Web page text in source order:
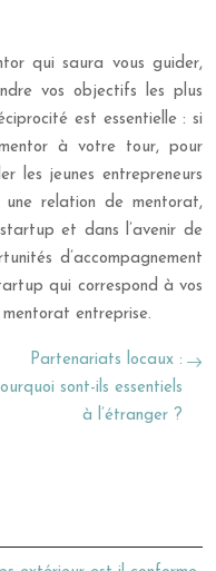
qui saura vous guider,
vos objectifs les plus
est essentielle : si
à votre tour, pour
les jeunes entrepreneurs
une relation de mentorat,
et dans l’avenir de
d’accompagnement
qui correspond à vos
entreprise.
Partenariats locaux :
sont-ils essentiels
à l’étranger ?